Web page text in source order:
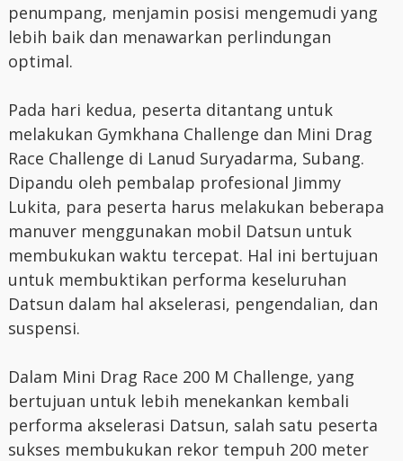
penumpang, menjamin posisi mengemudi yang
lebih baik dan menawarkan perlindungan
optimal.
Pada hari kedua, peserta ditantang untuk
melakukan Gymkhana Challenge dan Mini Drag
Race Challenge di Lanud Suryadarma, Subang.
Dipandu oleh pembalap profesional Jimmy
Lukita, para peserta harus melakukan beberapa
manuver menggunakan mobil Datsun untuk
membukukan waktu tercepat. Hal ini bertujuan
untuk membuktikan performa keseluruhan
Datsun dalam hal akselerasi, pengendalian, dan
suspensi.
Dalam Mini Drag Race 200 M Challenge, yang
bertujuan untuk lebih menekankan kembali
performa akselerasi Datsun, salah satu peserta
sukses membukukan rekor tempuh 200 meter